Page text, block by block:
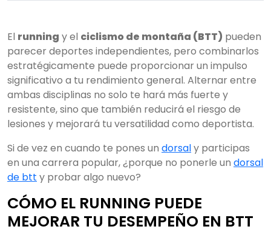
El running y el ciclismo de montaña (BTT) pueden
parecer deportes independientes, pero combinarlos
estratégicamente puede proporcionar un impulso
significativo a tu rendimiento general. Alternar entre
ambas disciplinas no solo te hará más fuerte y
resistente, sino que también reducirá el riesgo de
lesiones y mejorará tu versatilidad como deportista.
Si de vez en cuando te pones un dorsaly participas
en una carrera popular, ¿porque no ponerle un dorsal
de btt y probar algo nuevo?
CÓMO EL RUNNING PUEDE
MEJORAR TU DESEMPEÑO EN BTT